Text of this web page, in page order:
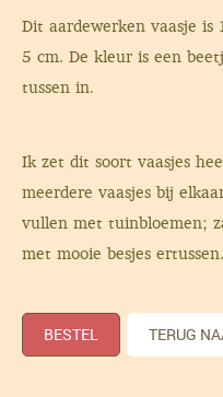
Dit aardewerken vaasje is
5 cm. De kleur is een
tussen in.
Ik zet dit soort vaasjes
meerdere vaasjes bij
vullen met tuinbloemen;
met mooie besjes
BESTEL TERUG